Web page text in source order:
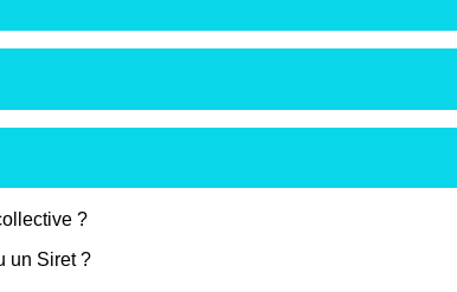
?
un Siret ?